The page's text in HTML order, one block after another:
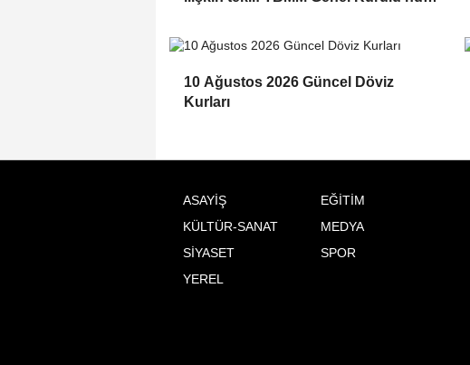
10 Ağustos 2026 Güncel Döviz
Kurları
ASAYİŞ
EĞİTİM
KÜLTÜR-SANAT
MEDYA
SİYASET
SPOR
YEREL